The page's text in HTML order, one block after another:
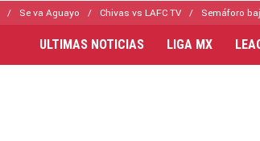
Se va Aguayo Chivas vs LAFC TV Semáforo
ULTIMAS NOTICIAS LIGA MX